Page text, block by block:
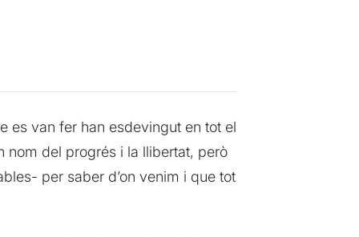
es van fer han esdevingut en tot el
nom del progrés i la llibertat, però
per saber d’on venim i que tot